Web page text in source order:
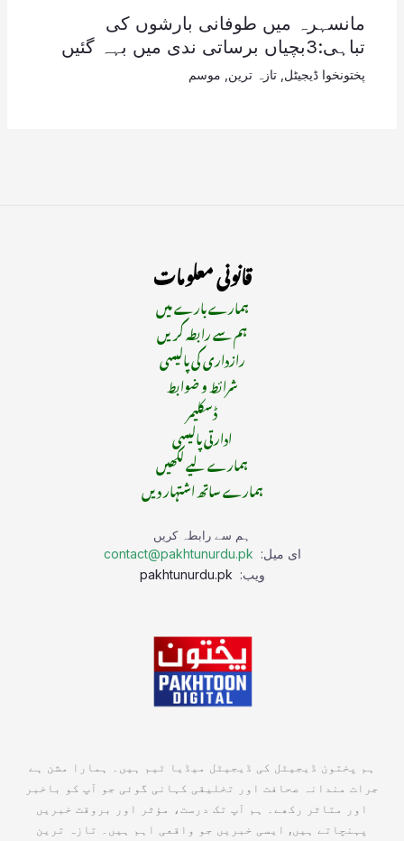
مانسہرہ میں طوفانی بارشوں کی
تباہی:3بچیاں برساتی ندی میں بہہ گئیں
پختونخوا ڈیجیٹل تازہ ترین موسم
قانونی معلومات
ہمارے بارے میں
ہم سے رابطہ کریں
رازداری کی پالیسی
شرائط و ضوابط
ڈسکلیمر
ادارتی پالیسی
ہمارے لیے لکھیں
ہمارے ساتھ اشتہار دیں
ہم سے رابطہ کریں
ای میل: contact@pakhtunurdu.pk
ویب:
ہم پختون ڈیجیٹل کی ڈیجیٹل میڈیا ٹیم ہیں۔ ہمارا مشن ہے
جرات مندانہ صحافت اور تخلیقی کہانی گوئی جو آپ کو باخبر
اور متاثر رکھے۔ ہم آپ تک درست، مؤثر اور بروقت خبریں
پہنچاتے ہیں, ایسی خبریں جو واقعی اہم ہیں۔ تازہ ترین